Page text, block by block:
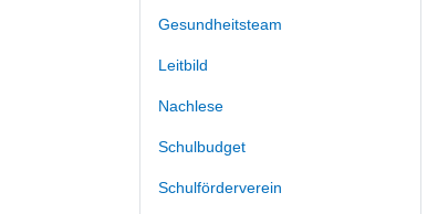
Gesundheitsteam
Leitbild
Nachlese
Schulbudget
Schulförderverein